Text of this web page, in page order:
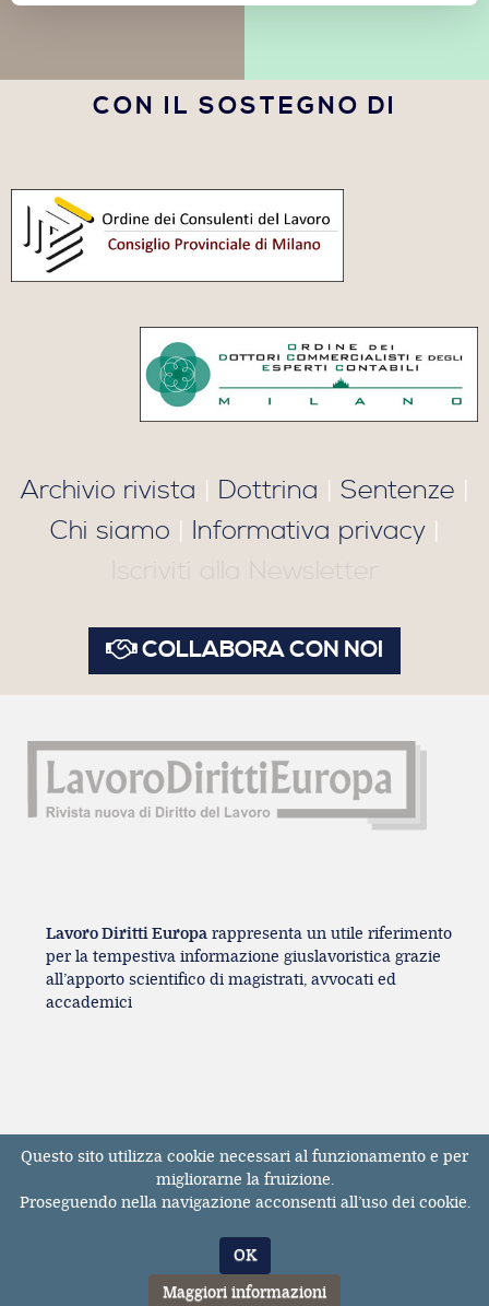
CON IL SOSTEGNO DI
Archivio rivista | Dottrina | Sentenze |
Chi siamo | Informativa privacy|
COLLABORA CON NOI
Lavoro Diritti Europa rappresenta un utile riferimento
per la tempestiva informazione giuslavoristica grazie
all’apporto scientifico di magistrati, avvocati ed
accademici
Registrazione Tribunale di Milano n° 131131
dell'11/04/2017
ISSN 2611-3783
© Tutti i diritti riservati. E' vietata la riproduzione,
anche parziale, dei contenuti pubblicati sul sito
LavoroDirittiEuropa.it
Questo sito utilizza cookie necessari al funzionamento e per
migliorarne la fruizione.
Proseguendo nella navigazione acconsenti all’uso dei cookie.
OK
Maggiori informazioni